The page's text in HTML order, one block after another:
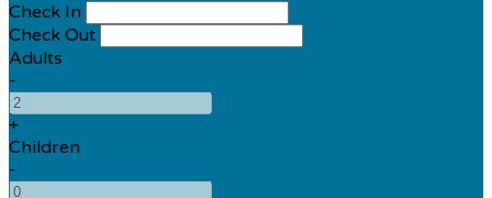
Check In
Check Out
Adults
-
+
Children
-